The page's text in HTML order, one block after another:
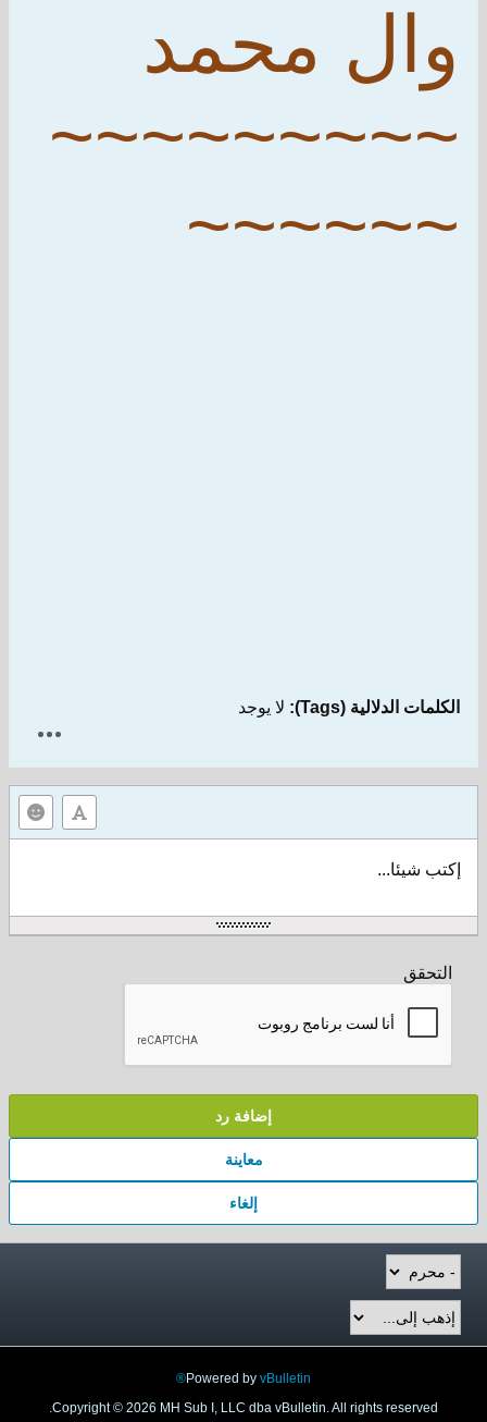
وال محمد
~~~~~~~~~
~~~~~~
الكلمات الدلالية (Tags): لا يوجد
إكتب شيئا...
التحقق
إضافة رد
معاينة
إلغاء
Powered by vBulletin®
Copyright © 2026 MH Sub I, LLC dba vBulletin. All rights reserved.